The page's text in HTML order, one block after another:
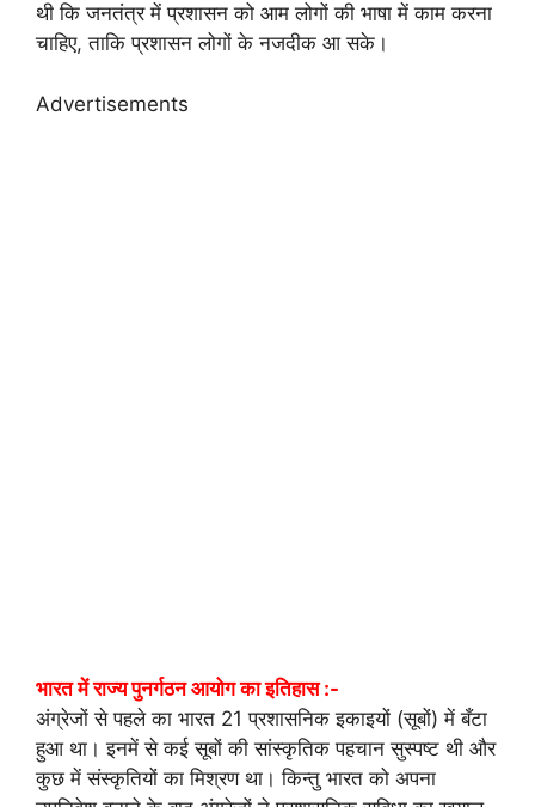
थी कि जनतंत्र में प्रशासन को आम लोगों की भाषा में काम करना
चाहिए, ताकि प्रशासन लोगों के नजदीक आ सके।
Advertisements
भारत में राज्य पुनर्गठन आयोग का इतिहास :-
अंग्रेजों से पहले का भारत 21 प्रशासनिक इकाइयों (सूबों) में बँटा
हुआ था। इनमें से कई सूबों की सांस्कृतिक पहचान सुस्पष्ट थी और
कुछ में संस्कृतियों का मिश्रण था। किन्तु भारत को अपना